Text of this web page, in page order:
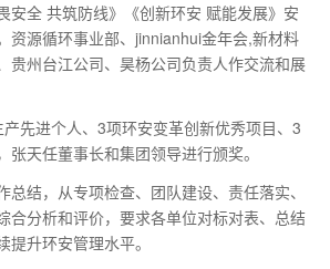
安全 共筑防线》《创新环安 赋能发展》安
资源循环事业部、jinnianhui金年会,新材料
贵州台江公司、昊杨公司负责人作交流和展
先进个人、3项环安变革创新优秀项目、3
张天任董事长和集团领导进行颁奖。
总结，从专项检查、团队建设、责任落实、
合分析和评价，要求各单位对标对表、总结
升环安管理水平。